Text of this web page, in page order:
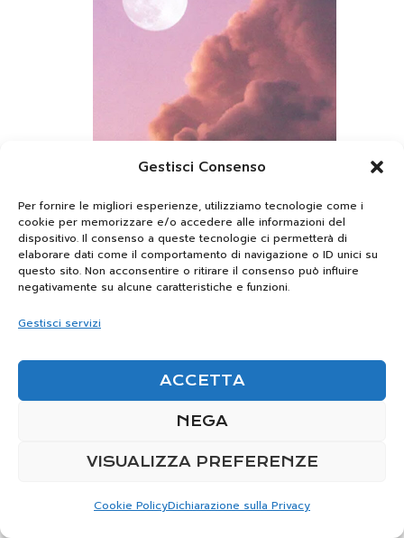
Gestisci Consenso
Per fornire le migliori esperienze, utilizziamo tecnologie come i
cookie per memorizzare e/o accedere alle informazioni del
dispositivo. Il consenso a queste tecnologie ci permetterà di
elaborare dati come il comportamento di navigazione o ID unici su
questo sito. Non acconsentire o ritirare il consenso può influire
negativamente su alcune caratteristiche e funzioni.
Gestisci servizi
ACCETTA
NEGA
VISUALIZZA PREFERENZE
Cookie PolicyDichiarazione sulla Privacy